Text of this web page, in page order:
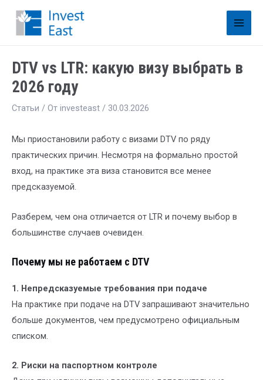
DTV vs LTR: какую визу выбрать в
2026 году
Статьи / От investeast / 30.03.2026
Мы приостановили работу с визами DTV по ряду
практических причин. Несмотря на формально простой
вход, на практике эта виза становится все менее
предсказуемой.
Разберем, чем она отличается от LTR и почему выбор в
большинстве случаев очевиден.
Почему мы не работаем с DTV
1. Непредсказуемые требования при подаче
На практике при подаче на DTV запрашивают значительно
больше документов, чем предусмотрено официальным
списком.
2. Риски на паспортном контроле